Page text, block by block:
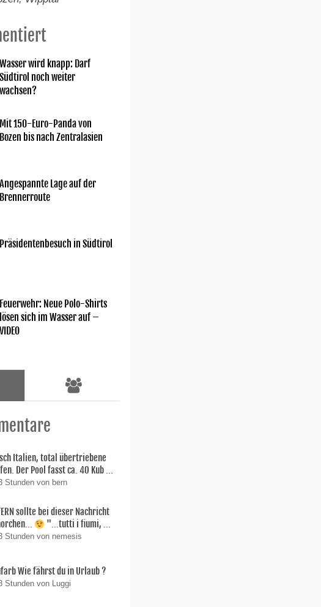
Wasser wird knapp: Darf
Südtirol noch weiter
wachsen?
Mit 150-Euro-Panda von
Bozen bis nach Zentralasien
Angespannte Lage auf der
Brennerroute
Präsidentenbesuch in Südtirol
Feuerwehr: Neue Polo-Shirts
lösen sich im Wasser auf –
VIDEO
Italien, total übertriebene
Der Pool fasst ca. 40 Kub ...
Stunden von bern
sollte bei dieser Nachricht
"...tutti i fiumi, ...
Stunden von nemesis
Wie fährst du in Urlaub ?
Stunden von Luggi